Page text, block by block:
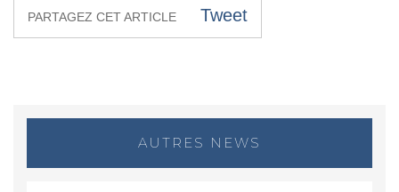
PARTAGEZ CET ARTICLE Tweet
AUTRES NEWS